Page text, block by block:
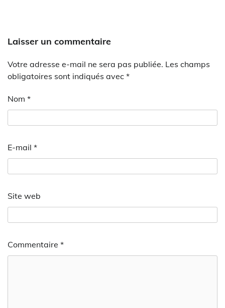
Laisser un commentaire
Votre adresse e-mail ne sera pas publiée. Les champs
obligatoires sont indiqués avec *
Nom *
E-mail *
Site web
Commentaire *